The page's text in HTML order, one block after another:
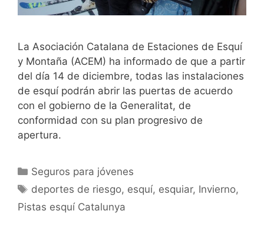
La Asociación Catalana de Estaciones de Esquí
y Montaña (ACEM) ha informado de que a partir
del día 14 de diciembre, todas las instalaciones
de esquí podrán abrir las puertas de acuerdo
con el gobierno de la Generalitat, de
conformidad con su plan progresivo de
apertura.
Seguros para jóvenes
deportes de riesgo, esquí, esquiar, Invierno,
Pistas esquí Catalunya